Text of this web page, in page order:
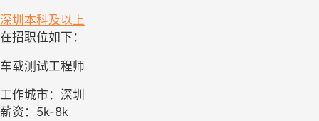
深圳 本科及以上
在招职位如下：
车载测试工程师
工作城市：深圳
薪资：5k-8k